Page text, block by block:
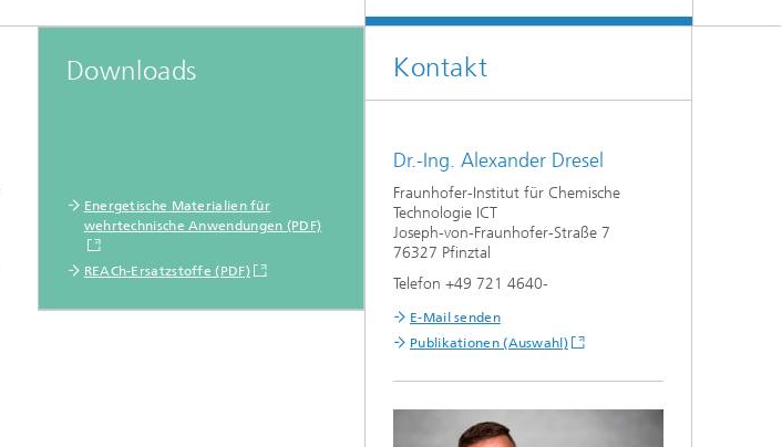
Downloads
Energetische Materialien für
wehrtechnische Anwendungen (PDF)
REACh-Ersatzstoffe (PDF)
Kontakt
Dr.-Ing. Alexander Dresel
Fraunhofer-Institut für Chemische
Technologie ICT
Joseph-von-Fraunhofer-Straße 7
76327 Pfinztal
Telefon +49 721 4640-
E-Mail senden
Publikationen (Auswahl)